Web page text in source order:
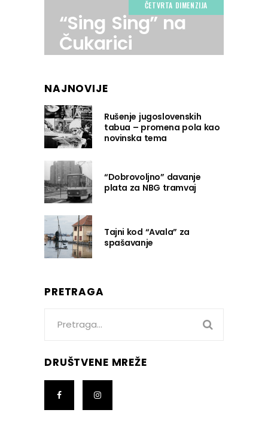
ČETVRTA DIMENZIJA
“Sing Sing” na
Čukarici
NAJNOVIJE
Rušenje jugoslovenskih
tabua – promena pola kao
novinska tema
“Dobrovoljno” davanje
plata za NBG tramvaj
Tajni kod “Avala” za
spašavanje
PRETRAGA
DRUŠTVENE MREŽE